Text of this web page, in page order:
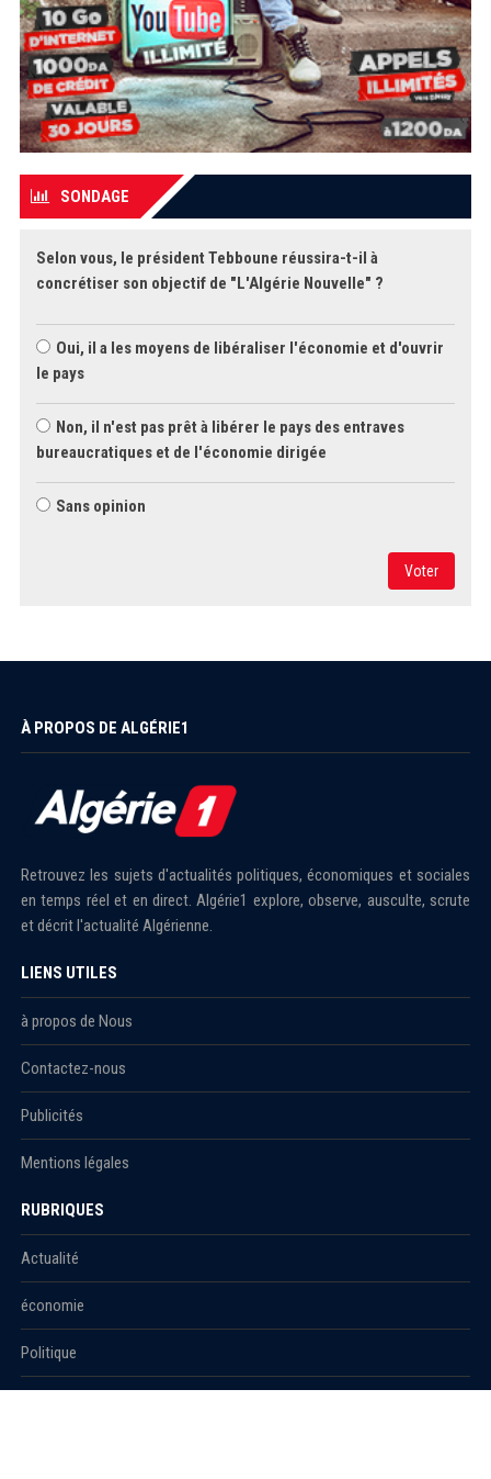
SONDAGE
Selon vous, le président Tebboune réussira-t-il à
concrétiser son objectif de "L'Algérie Nouvelle" ?
Oui, il a les moyens de libéraliser l'économie et d'ouvrir
le pays
Non, il n'est pas prêt à libérer le pays des entraves
bureaucratiques et de l'économie dirigée
Sans opinion
Voter
À PROPOS DE ALGÉRIE1
Retrouvez les sujets d'actualités politiques, économiques et sociales
en temps réel et en direct. Algérie1 explore, observe, ausculte, scrute
et décrit l'actualité Algérienne.
LIENS UTILES
à propos de Nous
Contactez-nous
Publicités
Mentions légales
RUBRIQUES
Actualité
économie
Politique